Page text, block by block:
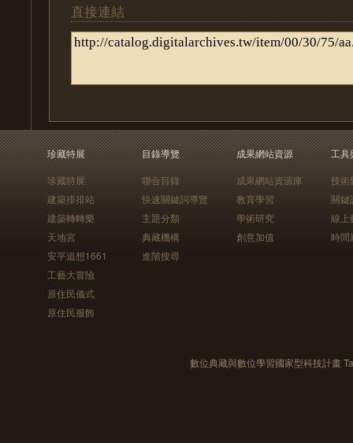
直接連結
珍藏特展
珍藏特展
建築排排站
建築轉轉樂
天地宮
安平追想1661
工藝大冒險
原住民儀式
原住民服飾
目錄導覽
聯合目錄
快速關鍵詞導覽
主題分類
典藏機構
進階搜尋
成果網站資源
成果網站資源庫
教育學習
學術研究
創意加值
工具
技術
關鍵
線上
時間
數位典藏與數位學習國家型科技計畫